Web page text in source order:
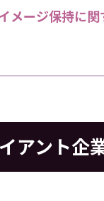
メージ保持に
アント企